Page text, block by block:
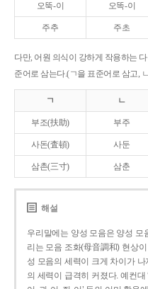
오뚝-이 오똑-이
주추 주초
다만, 어원 의식이 강하게 작용하는
준어로 삼는다.(ㄱ을 표준어로 삼고,
ㄱ ㄴ
부조(扶助) 부주
사돈(査頓) 사둔
삼촌(三寸) 삼춘
해설
우리말에는 양성 모음은 양성 모
리는 모음 조화(母音調和) 현상
성 모음의 세력이 크게 차이가
의 세력이 급격히 커졌다. 예컨대